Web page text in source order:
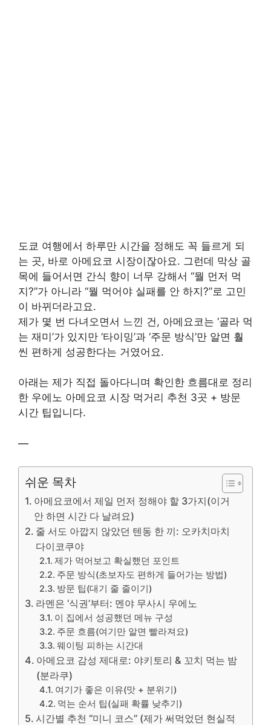
도쿄 여행에서 하루만 시간을 정해도 꼭 들르게 되
는 곳, 바로 아메요코 시장이잖아요. 그런데 막상 골
목에 들어서면 간식 향이 너무 강해서 “뭘 먼저 먹
지?”가 아니라 “뭘 먹어야 실패를 안 하지?”로 고민
이 바뀌더라고요.
제가 몇 번 다녀오면서 느낀 건, 아메요코는 ‘골라 먹
는 재미’가 있지만 ‘타이밍’과 ‘주문 방식’만 알면 훨
씬 편하게 성공한다는 거였어요.
아래는 제가 직접 돌아다니며 확인한 흐름대로 정리
한 우에노 아메요코 시장 먹거리 추천 3곳 + 방문
시간 팁입니다.
—
쉬운 목차
아메요코에서 제일 먼저 정해야 할 3가지(이거
안 하면 시간 다 날려요)
줄 서도 아깝지 않았던 텐동 한 끼: 오카치마치
다이코쿠야
제가 먹어보고 확실했던 포인트
주문 방식(초보자도 편하게 들어가는 방법)
방문 팁(대기 줄 줄이기)
라멘은 ‘식권’부터: 멘야 무사시 우에노
이 집에서 성공했던 메뉴 구성
주문 흐름(여기만 알면 빨라져요)
웨이팅 피하는 시간대
아메요코 감성 제대로: 야키토리 & 꼬치 먹는 밤
(분라쿠)
여기가 좋은 이유(맛 + 분위기)
먹는 순서 팁(실패 확률 낮추기)
시간별 추천 “미니 코스” (제가 써먹었던 현실적